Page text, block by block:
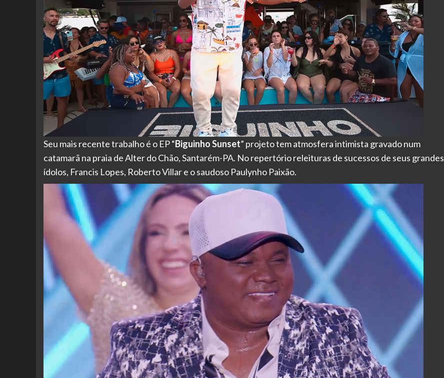
Seu mais recente trabalho é o EP “Biguinho Sunset” projeto tem atmosfera intimista gravado num
catamarã na praia de Alter do Chão, Santarém-PA. No repertório releituras de sucessos de seus grandes
ídolos, Francis Lopes, Roberto Villar e o saudoso Paulynho Paixão.